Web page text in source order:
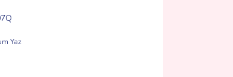
Yaz